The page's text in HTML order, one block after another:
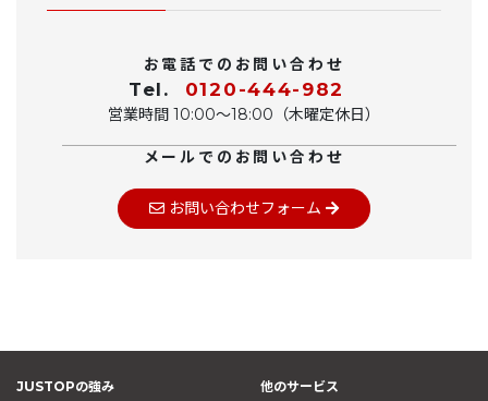
お電話でのお問い合わせ
Tel. 0120-444-982
営業時間 10:00〜18:00（木曜定休日）
メールでのお問い合わせ
お問い合わせフォーム
JUSTOPの強み
他のサービス